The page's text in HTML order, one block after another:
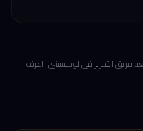
فريق التحرير في لوجيسيتي. اعرف